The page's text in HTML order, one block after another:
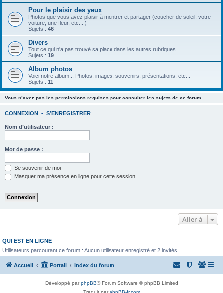
Pour le plaisir des yeux
Photos que vous avez plaisir à montrer et partager (coucher de soleil, votre
voiture, une fleur, etc... )
Sujets : 46
Divers
Tout ce qui n'a pas trouvé sa place dans les autres rubriques
Sujets : 19
Album photos
Voici notre album... Photos, images, souvenirs, présentations, etc...
Sujets : 11
Vous n’avez pas les permissions requises pour consulter les sujets de ce forum.
CONNEXION • S’ENREGISTRER
Nom d’utilisateur :
Mot de passe :
Se souvenir de moi
Masquer ma présence en ligne pour cette session
Aller à
QUI EST EN LIGNE
Utilisateurs parcourant ce forum : Aucun utilisateur enregistré et 2 invités
Accueil Portail Index du forum
Développé parphpBB® Forum Software © phpBB Limited
Traduit parphpBB-fr.com